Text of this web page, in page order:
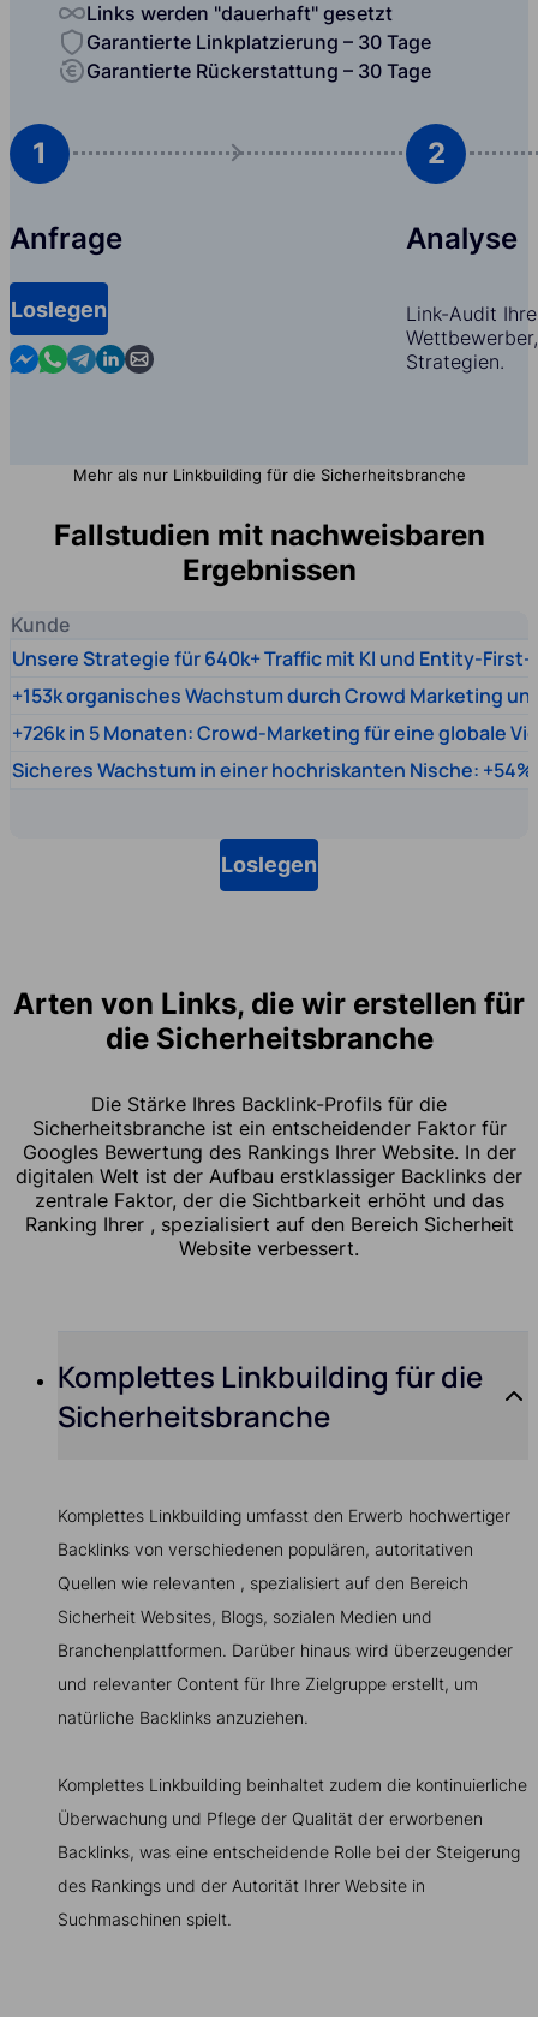
Links werden "dauerhaft" gesetzt
Garantierte Linkplatzierung – 30 Tage
Garantierte Rückerstattung – 30 Tage
1
Anfrage
Loslegen
Contact us in Messenger
Contact us in WhatsApp
Contact us in Telegram
Contact us in Linkedin
Contact us by email
2
Analyse
Link-Audit
Strategien.
Mehr als nur Linkbuilding für die Sicherheitsbranche
Fallstudien mit nachweisbaren
Ergebnissen
Kunde
Unsere Strategie für 640k+ Traffic mit KI und Entity-
+153k organisches Wachstum durch Crowd Marketing
+726k in 5 Monaten: Crowd-Marketing für eine globale
Sicheres Wachstum in einer hochriskanten Nische:
Loslegen
Arten von Links, die wir erstellen für
die Sicherheitsbranche
Die Stärke Ihres Backlink-Profils für die
Sicherheitsbranche ist ein entscheidender Faktor für
Googles Bewertung des Rankings Ihrer Website. In der
digitalen Welt ist der Aufbau erstklassiger Backlinks der
zentrale Faktor, der die Sichtbarkeit erhöht und das
Ranking Ihrer , spezialisiert auf den Bereich Sicherheit
Website verbessert.
Komplettes Linkbuilding für die
Sicherheitsbranche
Komplettes Linkbuilding umfasst den Erwerb hochwertiger
Backlinks von verschiedenen populären, autoritativen
Quellen wie relevanten , spezialisiert auf den Bereich
Sicherheit Websites, Blogs, sozialen Medien und
Branchenplattformen. Darüber hinaus wird überzeugender
und relevanter Content für Ihre Zielgruppe erstellt, um
natürliche Backlinks anzuziehen.
Komplettes Linkbuilding beinhaltet zudem die kontinuierliche
Überwachung und Pflege der Qualität der erworbenen
Backlinks, was eine entscheidende Rolle bei der Steigerung
des Rankings und der Autorität Ihrer Website in
Suchmaschinen spielt.